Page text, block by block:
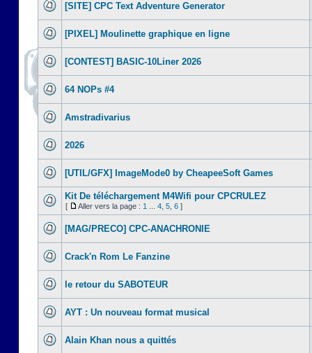
[SITE] CPC Text Adventure Generator
[PIXEL] Moulinette graphique en ligne
[CONTEST] BASIC-10Liner 2026
64 NOPs #4
Amstradivarius
2026
[UTIL/GFX] ImageMode0 by CheapeeSoft Games
Kit De téléchargement M4Wifi pour CPCRULEZ
[ Aller vers la page : 1 4 5 6 ]
[MAG/PRECO] CPC-ANACHRONIE
Crack'n Rom Le Fanzine
le retour du SABOTEUR
AYT : Un nouveau format musical
Alain Khan nous a quittés